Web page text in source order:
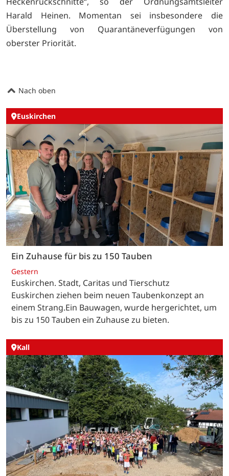
Harald Heinen. Momentan sei insbesondere die
Überstellung von Quarantäneverfügungen von
oberster Priorität.
Nach oben
Euskirchen
Ein Zuhause für bis zu 150 Tauben
Gestern
Euskirchen. Stadt, Caritas und Tierschutz
Euskirchen ziehen beim neuen Taubenkonzept an
einem Strang.Ein Bauwagen, wurde hergerichtet, um
bis zu 150 Tauben ein Zuhause zu bieten.
Kall